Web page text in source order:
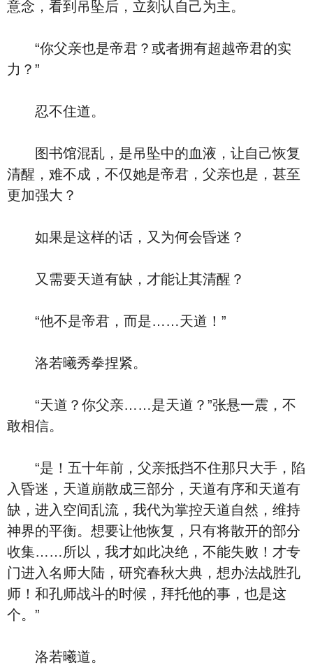
意念，看到吊坠后，立刻认自己为主。
“你父亲也是帝君？或者拥有超越帝君的实
力？”
忍不住道。
图书馆混乱，是吊坠中的血液，让自己恢复
清醒，难不成，不仅她是帝君，父亲也是，甚至
更加强大？
如果是这样的话，又为何会昏迷？
又需要天道有缺，才能让其清醒？
“他不是帝君，而是……天道！”
洛若曦秀拳捏紧。
“天道？你父亲……是天道？”张悬一震，不
敢相信。
“是！五十年前，父亲抵挡不住那只大手，陷
入昏迷，天道崩散成三部分，天道有序和天道有
缺，进入空间乱流，我代为掌控天道自然，维持
神界的平衡。想要让他恢复，只有将散开的部分
收集……所以，我才如此决绝，不能失败！才专
门进入名师大陆，研究春秋大典，想办法战胜孔
师！和孔师战斗的时候，拜托他的事，也是这
个。”
洛若曦道。